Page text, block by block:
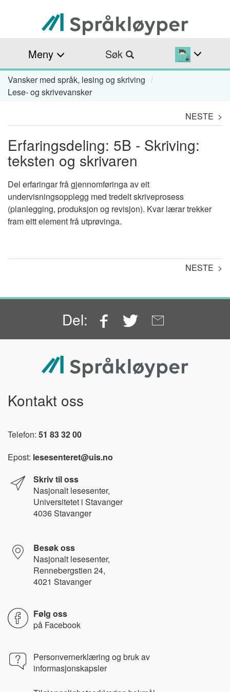
hovedinnhold
Meny Søk
Navigasjonssti
Vansker med språk, lesing og skriving
Lese- og skrivevansker
NESTE >
Erfaringsdeling: 5B - Skriving:
teksten og skrivaren
Del erfaringar frå gjennomføringa av eit
undervisningsopplegg med tredelt skriveprosess
(planlegging, produksjon og revisjon). Kvar lærar trekker
fram eitt element frå utprøvinga.
NESTE >
Del: Facebook
Twitter
Kontakt oss
Telefon: 51 83 32 00
Epost: lesesenteret@uis.no
Skriv til oss
Nasjonalt lesesenter,
Universitetet i Stavanger
4036 Stavanger
Besøk oss
Nasjonalt lesesenter,
Rennebergstien 24,
4021 Stavanger
Følg oss
på Facebook
Personvernerklæring og bruk av
informasjonskapsler